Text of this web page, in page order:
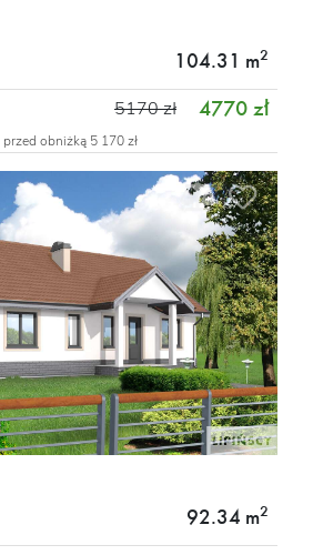
104.31 m2
4770 zł
5170 zł
obniżką 5 170 zł
92.34 m2